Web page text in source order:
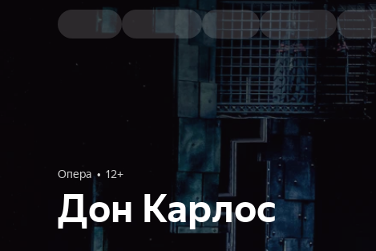
Опера 12+
Дон Карлос